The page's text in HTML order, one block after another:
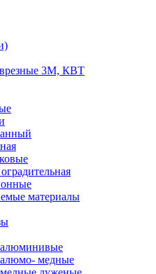
3M, КВТ
матeриалы
медные